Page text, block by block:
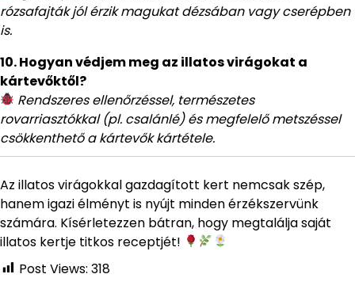
rózsafajták jól érzik magukat dézsában vagy cserépben
is.
10. Hogyan védjem meg az illatos virágokat a
kártevőktől?
Rendszeres ellenőrzéssel, természetes
rovarriasztókkal (pl. csalánlé) és megfelelő metszéssel
csökkenthető a kártevők kártétele.
Az illatos virágokkal gazdagított kert nemcsak szép,
hanem igazi élményt is nyújt minden érzékszervünk
számára. Kísérletezzen bátran, hogy megtalálja saját
illatos kertje titkos receptjét!
Post Views: 318